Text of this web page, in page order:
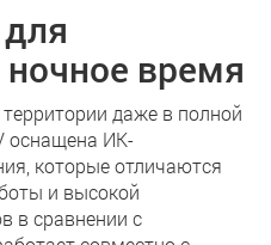
время
даже в полной
оснащена ИК-
которые отличаются
и высокой
в сравнении с